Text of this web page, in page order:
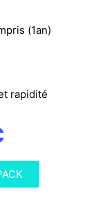
(1an)
rapidité